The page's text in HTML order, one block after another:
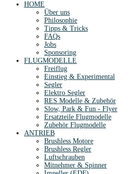
HOME
Über uns
Philosophie
Tipps & Tricks
FAQs
Jobs
Sponsoring
FLUGMODELLE
Freiflug
Einstieg & Experimental
Segler
Elektro Segler
RES Modelle & Zubehör
Slow, Park & Fun - Flyer
Ersatzteile Flugmodelle
Zubehör Flugmodelle
ANTRIEB
Brushless Motore
Brushless Regler
Luftschrauben
Mitnehmer & Spinner